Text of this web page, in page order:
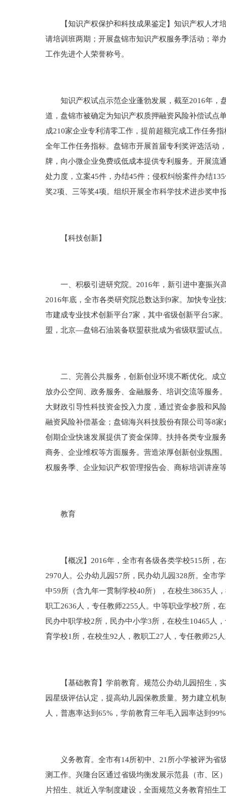
【知识产权保护和科技成果鉴定】知识产权人才培
请培训班两期；开展盘锦市知识产权服务季活动；举
工作先进个人荣誉称号。
知识产权试点示范企业蓬勃发展，截至2016年，
道，盘锦市被确定为知识产权质押融资风险补偿试点
成210家企业专利清零工作，提前超额完成工作任务
全年工作任务指标。盘锦市开展首届专利奖评选活动
牌，向小微企业免费或低成本提供专利服务。开展流
处力度，立案45件，办结45件；侵权纠纷案件办结
奖2项、三等奖4项。组织开展全市科学技术进步奖申
【科技创新】
一、积极引进研究院。2016年，新引进中蹇振兴
2016年底，全市各类研究院总数达到9家。加快专业
市建成专业技术创新平台7家，其中省级创新平台5家
盟，北京—盘锦石油装备联盟获批成为省级联盟试点
二、完善公共服务，创新创业环境不断优化。成立
放办公空间、政务服务、金融服务、培训交流等服务
大财政引导性科技资金投入力度，通过资金参股和风
融资风险补偿基金；盘锦海兴科技股份有限公司等8
创期企业快速发展提供了资金保障。扶持各类专业服
商务、企业维权等方面服务。营造浓厚创新创业氛围
权服务季、企业知识产权管理报告会、商标培训讲座
教育
【概况】2016年，全市有各级各类学校515所，在
2970人。公办幼儿园57所，民办幼儿园328所。全市
中59所（含九年一贯制学校40所），在校生38635人
职工2636人，专任教师2255人。中等职业学校7所，
民办中职学校2所，民办中小学3所，在校生10465人
育学校1所，在校生92人，教职工27人，专任教师25
【基础教育】学前教育。规范公办幼儿园招生，实
园星级评估认定，提高幼儿园保教质量。努力建立机
人，普惠率达到65%，学前教育三年毛入园率达到
义务教育。全市有14所初中、21所小学被评为省
测工作。兴隆台区通过省级均衡发展示范县（市、区
片招生、就近入学制度建设，全面规范义务教育招生